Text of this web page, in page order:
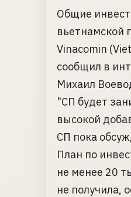
Общие
вьетнамской
Vinacomin
сообщил в
Михаил
"СП будет
высокой
СП пока
План по
не менее 20
не получила,